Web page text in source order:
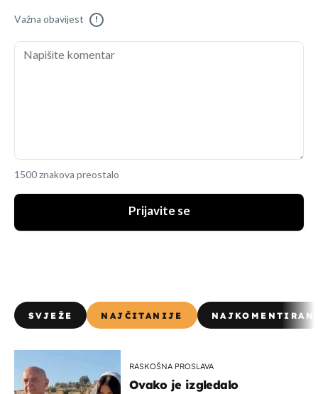
Važna obavijest !
1500 znakova preostalo
Prijavite se
SVJEŽE NAJČITANIJE
RASKOŠNA PROSLAVA
Ovako je izgledalo